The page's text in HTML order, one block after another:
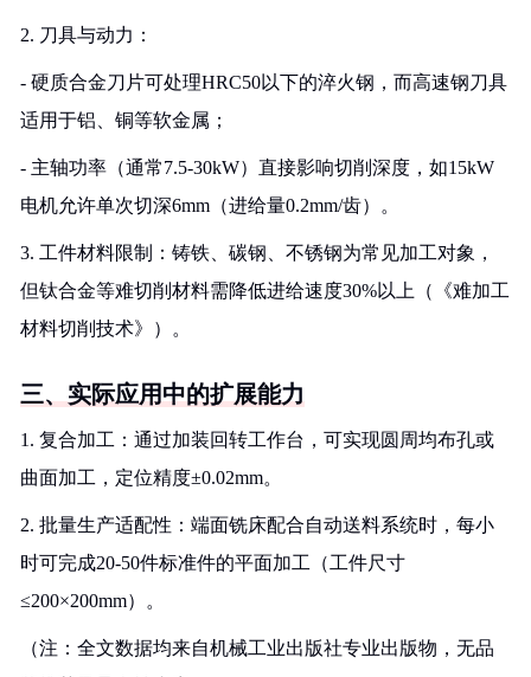
2. 刀具与动力：
- 硬质合金刀片可处理HRC50以下的淬火钢，而高速钢刀具
适用于铝、铜等软金属；
- 主轴功率（通常7.5-30kW）直接影响切削深度，如15kW
电机允许单次切深6mm（进给量0.2mm/齿）。
3. 工件材料限制：铸铁、碳钢、不锈钢为常见加工对象，
但钛合金等难切削材料需降低进给速度30%以上（《难加工
材料切削技术》）。
三、实际应用中的扩展能力
1. 复合加工：通过加装回转工作台，可实现圆周均布孔或
曲面加工，定位精度±0.02mm。
2. 批量生产适配性：端面铣床配合自动送料系统时，每小
时可完成20-50件标准件的平面加工（工件尺寸
≤200×200mm）。
（注：全文数据均来自机械工业出版社专业出版物，无品